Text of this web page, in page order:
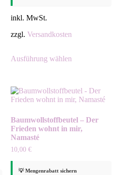
inkl. MwSt.
zzgl. Versandkosten
Ausführung wählenProdukt
auf.
Die
können
auf
Baumwollstoffbeutel – Der
Frieden wohnt in mir,
Namasté
10,00 €
💡 Mengenrabatt sichern